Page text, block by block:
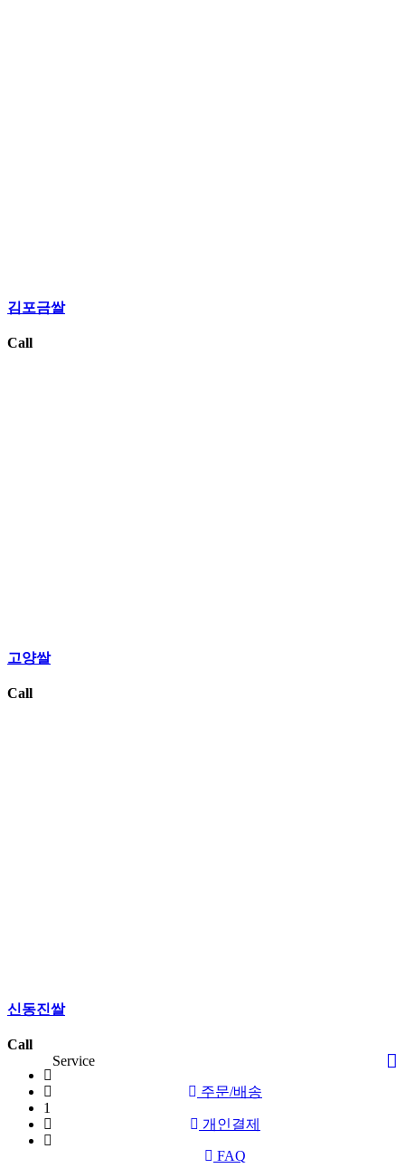
김포금쌀
Call
고양쌀
Call
신동진쌀
Call
1
Service
주문/배송
개인결제
FAQ